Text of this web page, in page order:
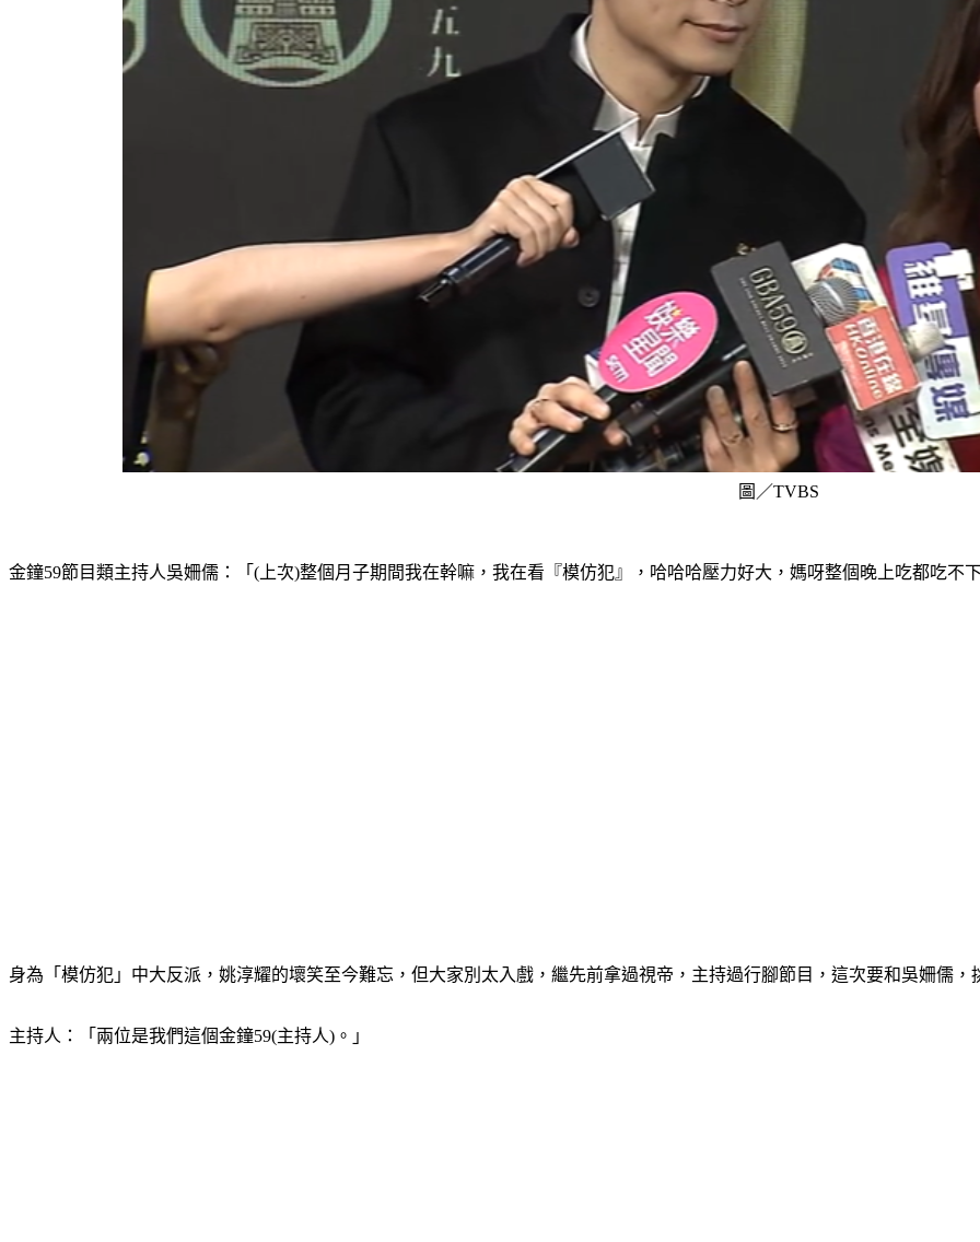
圖／TVBS
金鐘59節目類主持人吳姍儒：「(上次)整個月子期間我在幹嘛，我在看『模仿犯』，哈哈哈壓力好大，媽呀整個晚上吃都吃不
身為「模仿犯」中大反派，姚淳耀的壞笑至今難忘，但大家別太入戲，繼先前拿過視帝，主持過行腳節目，這次要和吳姍儒，
主持人：「兩位是我們這個金鐘59(主持人)。」